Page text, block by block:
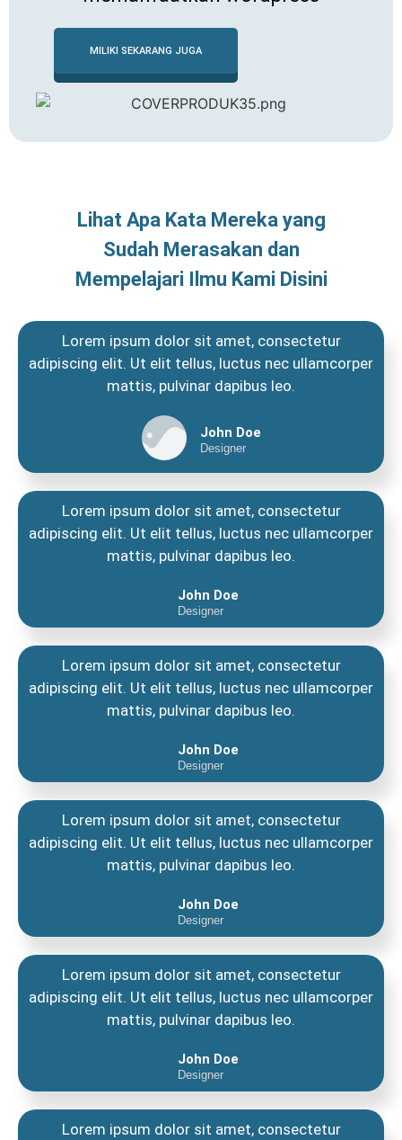
MILIKI SEKARANG JUGA
Lihat Apa Kata Mereka yang
Sudah Merasakan dan
Mempelajari Ilmu Kami Disini
Lorem ipsum dolor sit amet, consectetur
adipiscing elit. Ut elit tellus, luctus nec ullamcorper
mattis, pulvinar dapibus leo.
John Doe
Designer
Lorem ipsum dolor sit amet, consectetur
adipiscing elit. Ut elit tellus, luctus nec ullamcorper
mattis, pulvinar dapibus leo.
John Doe
Designer
Lorem ipsum dolor sit amet, consectetur
adipiscing elit. Ut elit tellus, luctus nec ullamcorper
mattis, pulvinar dapibus leo.
John Doe
Designer
Lorem ipsum dolor sit amet, consectetur
adipiscing elit. Ut elit tellus, luctus nec ullamcorper
mattis, pulvinar dapibus leo.
John Doe
Designer
Lorem ipsum dolor sit amet, consectetur
adipiscing elit. Ut elit tellus, luctus nec ullamcorper
mattis, pulvinar dapibus leo.
John Doe
Designer
Lorem ipsum dolor sit amet, consectetur